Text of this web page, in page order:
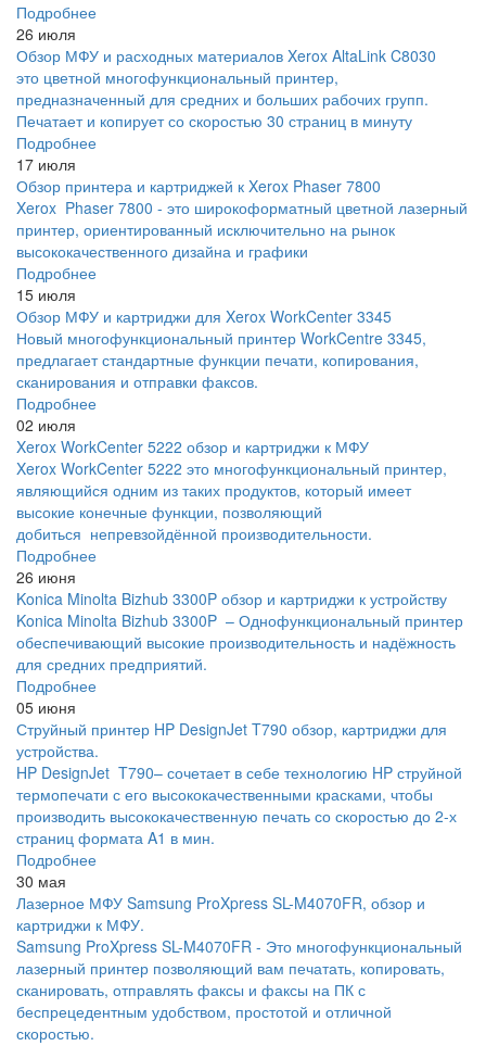
Подробнее
26 июля
Обзор МФУ и расходных материалов Xerox AltaLink C8030
это цветной многофункциональный принтер,
предназначенный для средних и больших рабочих групп.
Печатает и копирует со скоростью 30 страниц в минуту
Подробнее
17 июля
Обзор принтера и картриджей к Xerox Phaser 7800
Xerox Phaser 7800 - это широкоформатный цветной лазерный
принтер, ориентированный исключительно на рынок
высококачественного дизайна и графики
Подробнее
15 июля
Обзор МФУ и картриджи для Xerox WorkCenter 3345
Новый многофункциональный принтер WorkCentre 3345,
предлагает стандартные функции печати, копирования,
сканирования и отправки факсов.
Подробнее
02 июля
Xerox WorkCenter 5222 обзор и картриджи к МФУ
Xerox WorkCenter 5222 это многофункциональный принтер,
являющийся одним из таких продуктов, который имеет
высокие конечные функции, позволяющий
добиться непревзойдённой производительности.
Подробнее
26 июня
Konica Minolta Bizhub 3300P обзор и картриджи к устройству
Konica Minolta Bizhub 3300P – Однофункциональный принтер
обеспечивающий высокие производительность и надёжность
для средних предприятий.
Подробнее
05 июня
Струйный принтер HP DesignJet T790 обзор, картриджи для
устройства.
HP DesignJet T790– сочетает в себе технологию HP струйной
термопечати с его высококачественными красками, чтобы
производить высококачественную печать со скоростью до 2-х
страниц формата A1 в мин.
Подробнее
30 мая
Лазерное МФУ Samsung ProXpress SL-M4070FR, обзор и
картриджи к МФУ.
Samsung ProXpress SL-M4070FR - Это многофункциональный
лазерный принтер позволяющий вам печатать, копировать,
сканировать, отправлять факсы и факсы на ПК с
беспрецедентным удобством, простотой и отличной
скоростью.